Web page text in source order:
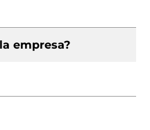
empresa?